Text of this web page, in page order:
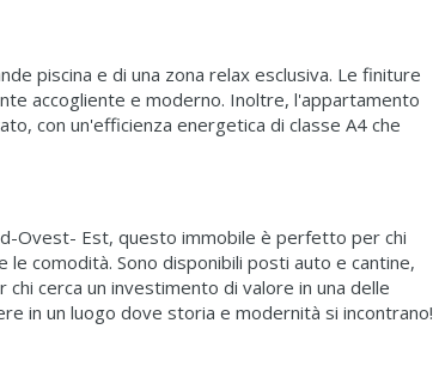
piscina e di una zona relax esclusiva. Le finiture
accogliente e moderno. Inoltre, l'appartamento
con un'efficienza energetica di classe A4 che
Ovest- Est, questo immobile è perfetto per chi
comodità. Sono disponibili posti auto e cantine,
cerca un investimento di valore in una delle
in un luogo dove storia e modernità si incontrano!